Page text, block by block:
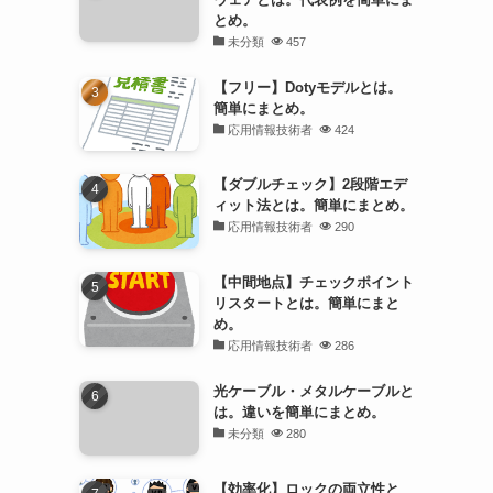
とめ。
未分類 457
【フリー】Dotyモデルとは。
簡単にまとめ。
応用情報技術者 424
【ダブルチェック】2段階エデ
ィット法とは。簡単にまとめ。
応用情報技術者 290
【中間地点】チェックポイント
リスタートとは。簡単にまと
め。
応用情報技術者 286
光ケーブル・メタルケーブルと
は。違いを簡単にまとめ。
未分類 280
【効率化】ロックの両立性と